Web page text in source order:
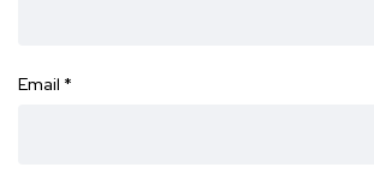
Email *